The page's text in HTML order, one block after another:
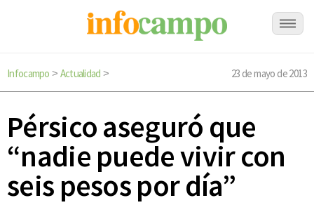
Infocampo > Actualidad > 23 de mayo de 2013
Pérsico aseguró que
“nadie puede vivir con
seis pesos por día”